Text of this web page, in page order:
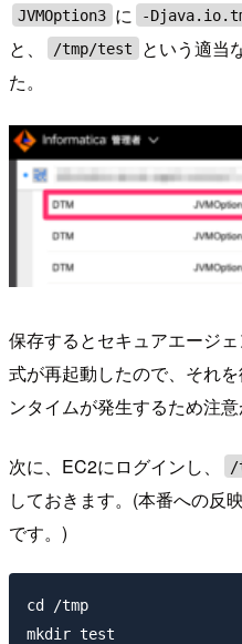
JVMOption3 に -
と、 /tmp/test
という適当
た。
保存するとセキュアエージ
式が再起動したので、それ
ンタイムが発生するため注意
次に、EC2にログインし、 /
しておきます。(本番への反
です。)
cd /tmp
mkdir test